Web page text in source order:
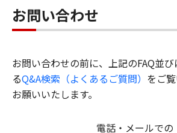
お問い合わせ
お問い合わせの前に、上記のFAQ並
るQ&A検索（よくあるご質問） をご
お願いいたします。
電話・メールでの